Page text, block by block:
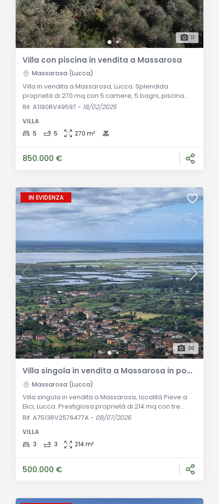
11
Villa con piscina in vendita a Massarosa
Massarosa (Lucca)
Villa in vendita a Massarosa, Lucca. Splendida
proprietà di 270 mq con 5 camere, 5 bagni, piscina
7x14 m e terreno con ulivi e agrumeti. Perfetta come
Generale: In posizione dominante tra Lucca e il mare,
proponiamo in vendita una splendida villa moderna di
Rif. A1190RV49597 - 18/02/2025
VILLA
5
5 270 m²
850.000 €
IN EVIDENZA
30
Villa singola in vendita a Massarosa in posizione collinare panoramica
Massarosa (Lucca)
Villa singola in vendita a Massarosa, località Pieve a
Elici, Lucca. Prestigiosa proprietà di 214 mq con tre
camere, tre bagni, splendida vista mare e lago,
Descrizione Generale Nella prestigiosa, tranquilla ed
estremamente panoramica cornice collinare di Pieve
Rif. A7513RV2576477A - 08/07/2026
VILLA
3
3 214 m²
500.000 €